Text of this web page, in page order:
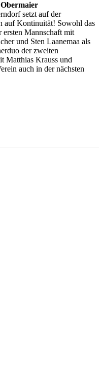
setzt auf der
auf Kontinuität! Sowohl das
ersten Mannschaft mit
und Sten Laanemaa als
der zweiten
Matthias Krauss und
auch in der nächsten